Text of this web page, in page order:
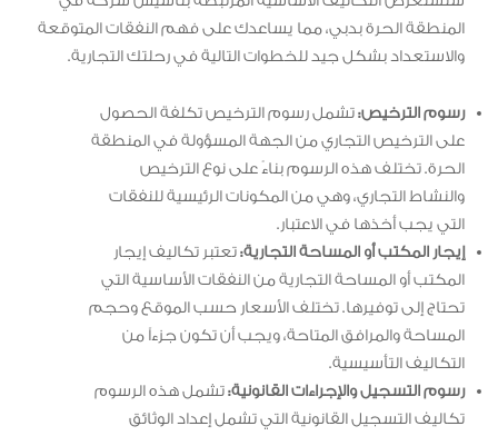
المنطقة الحرة بدبي، مما يساعدك على فهم النفقات المتوقعة
والاستعداد بشكل جيد للخطوات التالية في رحلتك التجارية.
رسوم الترخيص:تشمل رسوم الترخيص تكلفة الحصول
على الترخيص التجاري من الجهة المسؤولة في المنطقة
الحرة. تختلف هذه الرسوم بناءً على نوع الترخيص
والنشاط التجاري، وهي من المكونات الرئيسية للنفقات
التي يجب أخذها في الاعتبار.
إيجار المكتب أو المساحة التجارية:تعتبر تكاليف إيجار
المكتب أو المساحة التجارية من النفقات الأساسية التي
تحتاج إلى توفيرها. تختلف الأسعار حسب الموقع وحجم
المساحة والمرافق المتاحة، ويجب أن تكون جزءاً من
التكاليف التأسيسية.
رسوم التسجيل والإجراءات القانونية:تشمل هذه الرسوم
تكاليف التسجيل القانونية التي تشمل إعداد الوثائق